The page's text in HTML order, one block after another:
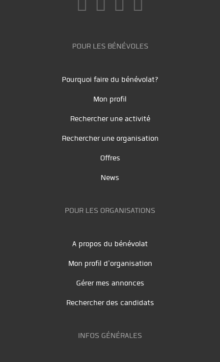
POUR LES BÉNÉVOLES
Pourquoi faire du bénévolat?
Mon profil
Rechercher une activité
Rechercher une organisation
Offres
News
POUR LES ORGANISATIONS
A propos du bénévolat
Mon profil d'organisation
Gérer mes annonces
Rechercher des candidats
INFOS GÉNÉRALES